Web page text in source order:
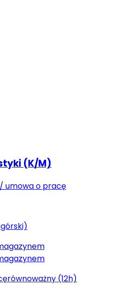
(K/M)
/ umowa o pracę
równoważny (12h)